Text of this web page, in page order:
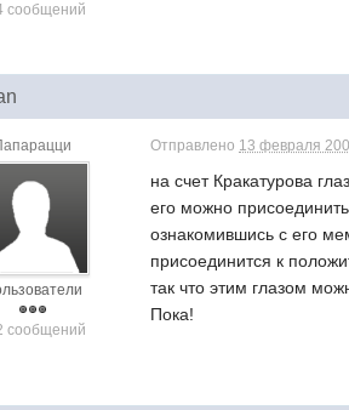
сообщений
сообщений
Отправлено 13 февраля
на счет Кракатурова
его можно
ознакомившись с его
присоединится к
так что этим глазом
Пока!